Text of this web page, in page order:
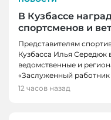
В Кузбассе
спортсменов и
Представителям
Кузбасса Илья Середюк
ведомственные и
«Заслуженный работник
12 часов назад